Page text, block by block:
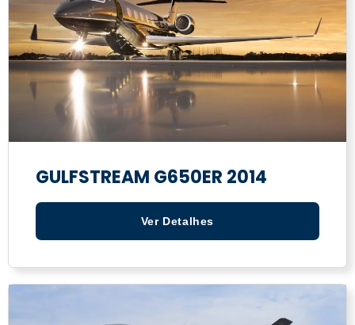
GULFSTREAM G650ER 2014
Ver Detalhes